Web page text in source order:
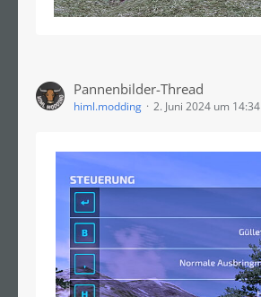
Pannenbilder-Thread
himl.modding 2. Juni 2024 um 14:34